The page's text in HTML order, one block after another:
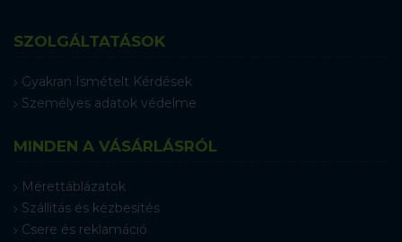
SZOLGÁLTATÁSOK
Gyakran Ismételt Kérdések
Személyes adatok védelme
MINDEN A VÁSÁRLÁSRÓL
Mérettáblázatok
Szállítás és kézbesítés
Csere és reklamáció